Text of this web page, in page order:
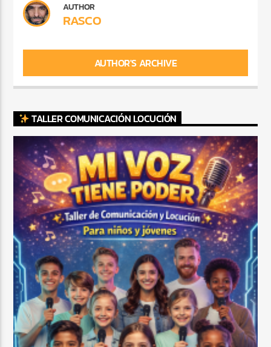
AUTHOR
RASCO
AUTHOR'S ARCHIVE
TALLER COMUNICACIÓN LOCUCIÓN